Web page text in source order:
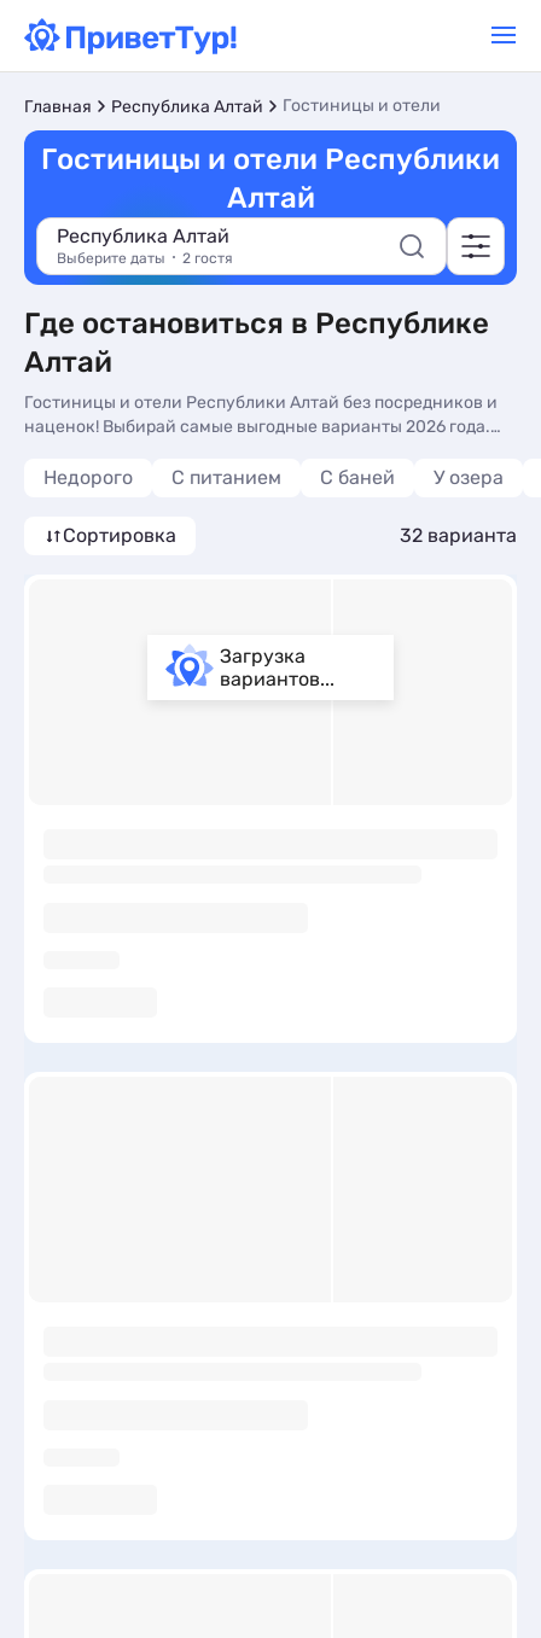
Главная Республика Алтай Гостиницы и отели
Гостиницы и отели Республики
Алтай
Республика Алтай
Выберите даты 2 гостя
Где остановиться в Республике
Алтай
Гостиницы и отели Республики Алтай без посредников и
наценок! Выбирай самые выгодные варианты 2026 года.
владельцев, отзывы.
Недорого С питанием С баней У озера
Сортировка 32 варианта
Загрузка
вариантов...